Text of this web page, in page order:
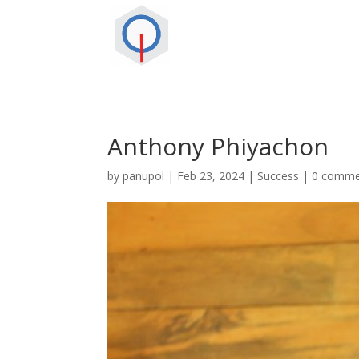
Anthony Phiyachon
bypanupol | Feb 23, 2024 | Success | 0